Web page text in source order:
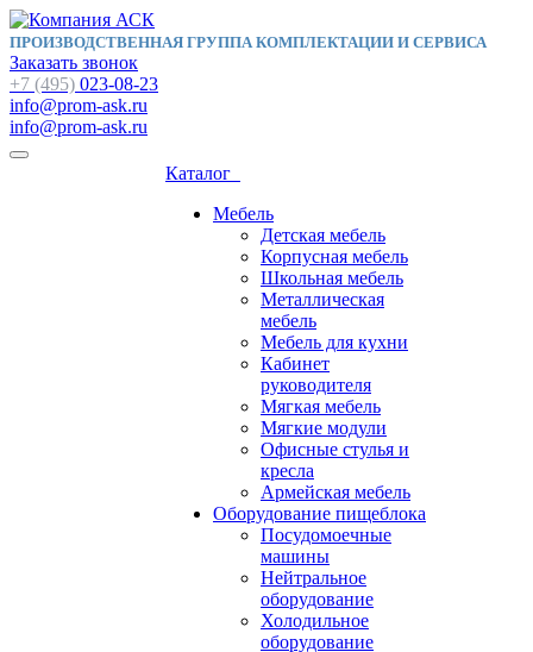
ПРОИЗВОДСТВЕННАЯ ГРУППА КОМПЛЕКТАЦИИ И СЕРВИСА
Заказать звонок
+7 (495) 023-08-23
info@prom-ask.ru
info@prom-ask.ru
Каталог
Мебель
Детская мебель
Корпусная мебель
Школьная мебель
Металлическая
мебель
Мебель для кухни
Кабинет
руководителя
Мягкая мебель
Мягкие модули
Офисные стулья и
кресла
Армейская мебель
Оборудование пищеблока
Посудомоечные
машины
Нейтральное
оборудование
Холодильное
оборудование